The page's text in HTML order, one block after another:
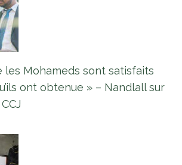
les Mohameds sont satisfaits
ont obtenue » – Nandlall sur